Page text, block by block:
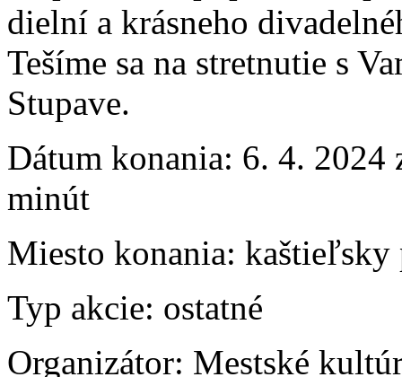
dielní a krásneho
Tešíme sa na stretnutie s
Stupave.
Dátum konania: 6. 4. 2024
minút
Miesto konania: kaštieľsky
Typ akcie: ostatné
Organizátor: Mestské